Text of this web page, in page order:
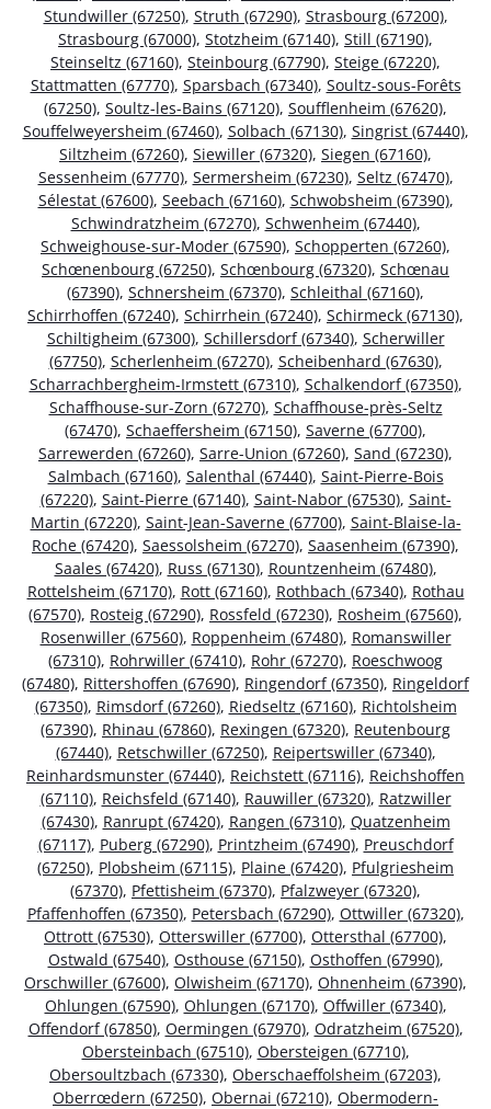
Stundwiller (67250), Struth (67290), Strasbourg (67200),
Strasbourg (67000), Stotzheim (67140), Still (67190),
Steinseltz (67160), Steinbourg (67790), Steige (67220),
Stattmatten (67770), Sparsbach (67340), Soultz-sous-Forêts
(67250), Soultz-les-Bains (67120), Soufflenheim (67620),
Souffelweyersheim (67460), Solbach (67130), Singrist (67440),
Siltzheim (67260), Siewiller (67320), Siegen (67160),
Sessenheim (67770), Sermersheim (67230), Seltz (67470),
Sélestat (67600), Seebach (67160), Schwobsheim (67390),
Schwindratzheim (67270), Schwenheim (67440),
Schweighouse-sur-Moder (67590), Schopperten (67260),
Schœnenbourg (67250), Schœnbourg (67320), Schœnau
(67390), Schnersheim (67370), Schleithal (67160),
Schirrhoffen (67240), Schirrhein (67240), Schirmeck (67130),
Schiltigheim (67300), Schillersdorf (67340), Scherwiller
(67750), Scherlenheim (67270), Scheibenhard (67630),
Scharrachbergheim-Irmstett (67310), Schalkendorf (67350),
Schaffhouse-sur-Zorn (67270), Schaffhouse-près-Seltz
(67470), Schaeffersheim (67150), Saverne (67700),
Sarrewerden (67260), Sarre-Union (67260), Sand (67230),
Salmbach (67160), Salenthal (67440), Saint-Pierre-Bois
(67220), Saint-Pierre (67140), Saint-Nabor (67530), Saint-
Martin (67220), Saint-Jean-Saverne (67700), Saint-Blaise-la-
Roche (67420), Saessolsheim (67270), Saasenheim (67390),
Saales (67420), Russ (67130), Rountzenheim (67480),
Rottelsheim (67170), Rott (67160), Rothbach (67340), Rothau
(67570), Rosteig (67290), Rossfeld (67230), Rosheim (67560),
Rosenwiller (67560), Roppenheim (67480), Romanswiller
(67310), Rohrwiller (67410), Rohr (67270), Roeschwoog
(67480), Rittershoffen (67690), Ringendorf (67350), Ringeldorf
(67350), Rimsdorf (67260), Riedseltz (67160), Richtolsheim
(67390), Rhinau (67860), Rexingen (67320), Reutenbourg
(67440), Retschwiller (67250), Reipertswiller (67340),
Reinhardsmunster (67440), Reichstett (67116), Reichshoffen
(67110), Reichsfeld (67140), Rauwiller (67320), Ratzwiller
(67430), Ranrupt (67420), Rangen (67310), Quatzenheim
(67117), Puberg (67290), Printzheim (67490), Preuschdorf
(67250), Plobsheim (67115), Plaine (67420), Pfulgriesheim
(67370), Pfettisheim (67370), Pfalzweyer (67320),
Pfaffenhoffen (67350), Petersbach (67290), Ottwiller (67320),
Ottrott (67530), Otterswiller (67700), Ottersthal (67700),
Ostwald (67540), Osthouse (67150), Osthoffen (67990),
Orschwiller (67600), Olwisheim (67170), Ohnenheim (67390),
Ohlungen (67590), Ohlungen (67170), Offwiller (67340),
Offendorf (67850), Oermingen (67970), Odratzheim (67520),
Obersteinbach (67510), Obersteigen (67710),
Obersoultzbach (67330), Oberschaeffolsheim (67203),
Oberrœdern (67250), Obernai (67210), Obermodern-